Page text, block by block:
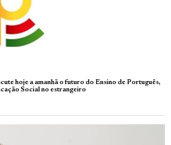
hoje a amanhã o futuro do Ensino de Português,
Social no estrangeiro